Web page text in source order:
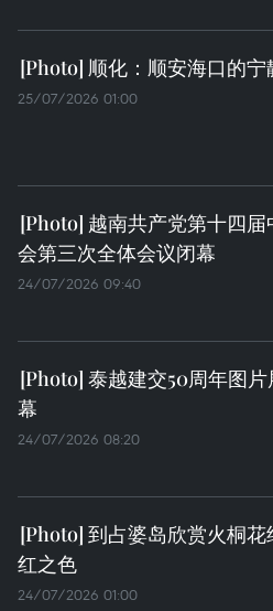
顺化：顺安海口的宁
25/07/2026 01:00
越南共产党第十四届
会第三次全体会议闭幕
24/07/2026 09:40
泰越建交50周年图
幕
24/07/2026 08:20
到占婆岛欣赏火桐花
红之色
24/07/2026 01:00